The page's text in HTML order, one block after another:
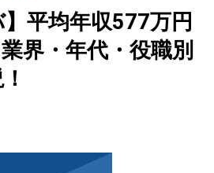
】平均年収577万円
業界・年代・役職別